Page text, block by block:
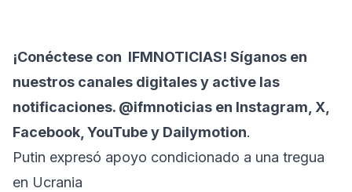
¡Conéctese con IFMNOTICIAS! Síganos en
nuestros canales digitales y active las
notificaciones. @ifmnoticias en Instagram, X,
Facebook, YouTube y Dailymotion.
Putin expresó apoyo condicionado a una tregua
en Ucrania